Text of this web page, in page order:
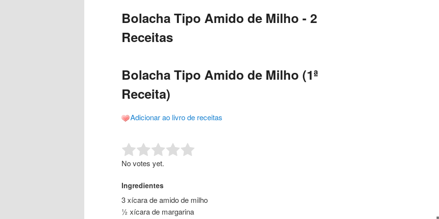
conteúdo
conteúdo
Bolacha Tipo Amido de Milho - 2
Receitas
Bolacha Tipo Amido de Milho (1ª
Receita)
Adicionar ao livro de receitas
Rate this item:
No votes yet.
Ingredientes
3 xícara de amido de milho
½ xícara de margarina